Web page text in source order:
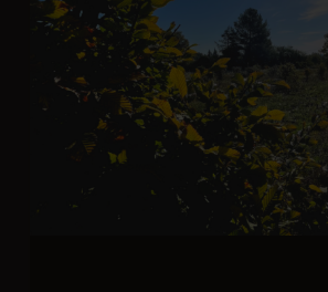
autour
la
truffe
noire